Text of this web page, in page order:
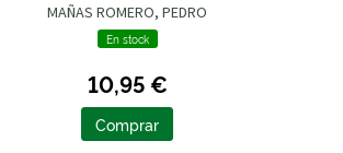
MAÑAS ROMERO, PEDRO
En stock
10,95 €
Comprar